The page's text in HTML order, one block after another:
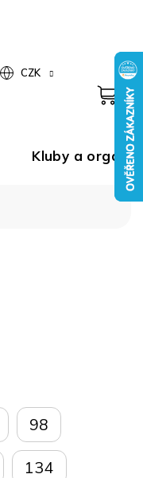
CZK
Kluby a
98
134